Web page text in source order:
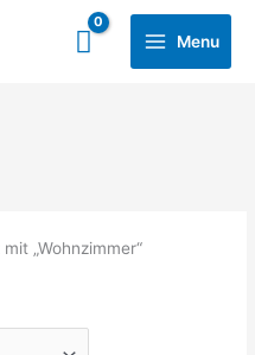
Main
Menu
Menu
„Wohnzimmer“